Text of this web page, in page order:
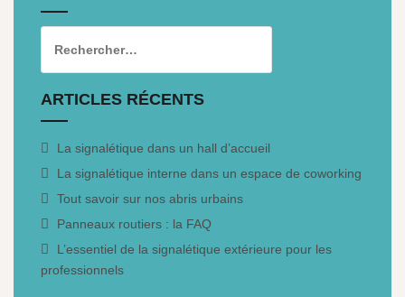
ARTICLES RÉCENTS
La signalétique dans un hall d’accueil
La signalétique interne dans un espace de coworking
Tout savoir sur nos abris urbains
Panneaux routiers : la FAQ
L’essentiel de la signalétique extérieure pour les
professionnels